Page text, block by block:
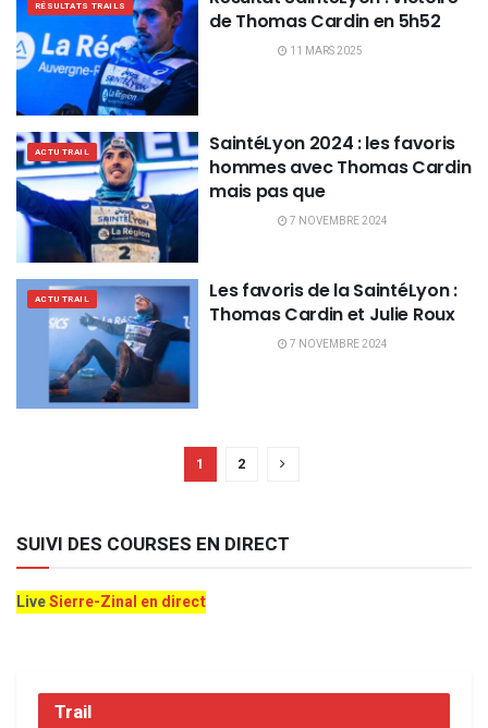
RÉSULTATS TRAILS
de Thomas Cardin en 5h52
11 MARS 2025
ACTU TRAIL
SaintéLyon 2024 : les favoris
hommes avec Thomas Cardin
mais pas que
7 NOVEMBRE 2024
ACTU TRAIL
Les favoris de la SaintéLyon :
Thomas Cardin et Julie Roux
7 NOVEMBRE 2024
1 2
SUIVI DES COURSES EN DIRECT
LiveSierre-Zinal en direct
Trail